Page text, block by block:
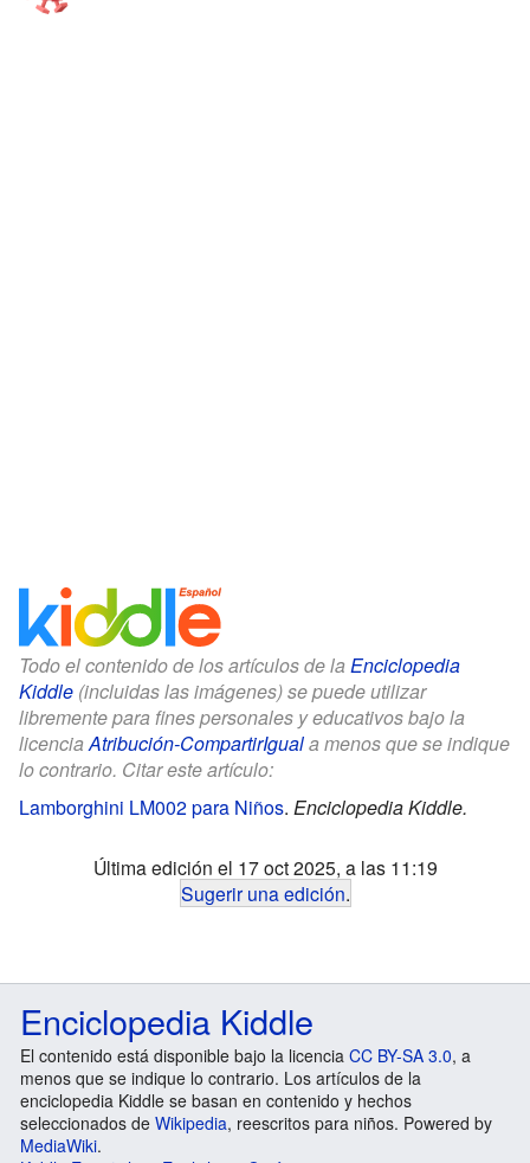
Todo el contenido de los artículos de la Enciclopedia
Kiddle (incluidas las imágenes) se puede utilizar
libremente para fines personales y educativos bajo la
licenciaAtribución-CompartirIguala menos que se indique
lo contrario. Citar este artículo:
Lamborghini LM002 para Niños. Enciclopedia Kiddle.
Última edición el 17 oct 2025, a las 11:19
Sugerir una edición.
Enciclopedia Kiddle
El contenido está disponible bajo la licencia CC BY-SA 3.0, a
menos que se indique lo contrario. Los artículos de la
enciclopedia Kiddle se basan en contenido y hechos
seleccionados de Wikipedia, reescritos para niños. Powered by
MediaWiki.